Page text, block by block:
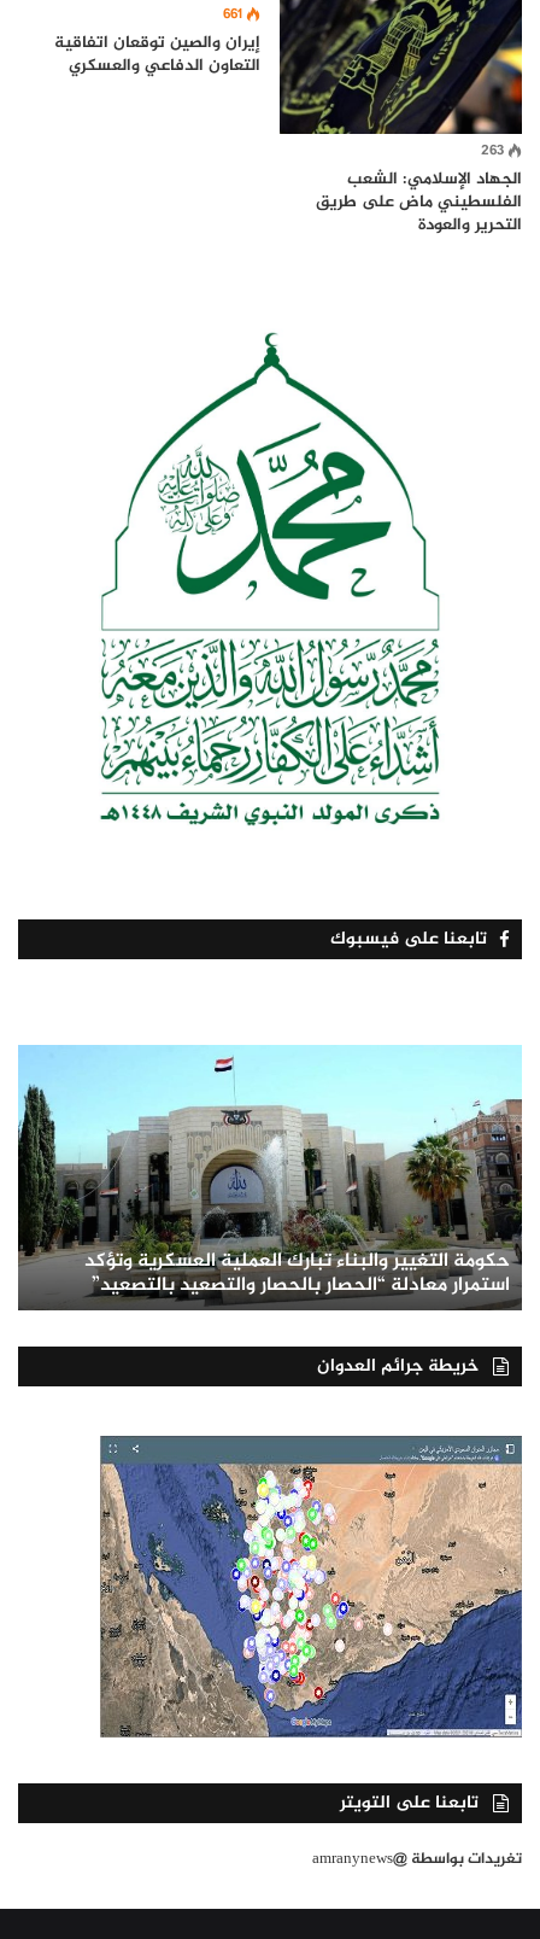
263
الجهاد الإسلامي: الشعب
الفلسطيني ماض على طريق
التحرير والعودة
661
إيران والصين توقعان اتفاقية
التعاون الدفاعي والعسكري
تابعنا على فيسبوك
حكومة التغيير والبناء تبارك العملية العسكرية وتؤكد
استمرار معادلة “الحصار بالحصار والتصعيد بالتصعيد”
خريطة جرائم العدوان
تابعنا على التويتر
تغريدات بواسطة @amranynews